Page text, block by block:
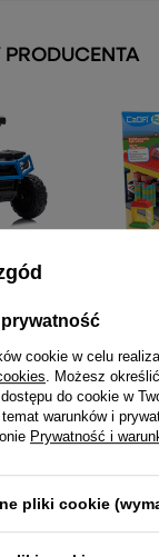
PRODUCENTA
24V
Quad
prywatność
cookie w celu
. Możesz
do cookie w
warunków i
Prywatność i
pliki cookie